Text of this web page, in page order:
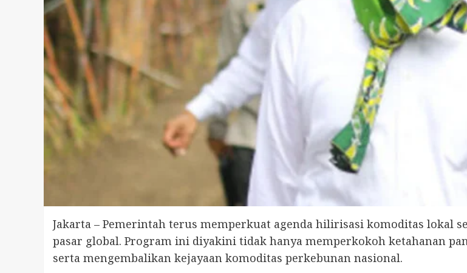
Jakarta – Pemerintah terus memperkuat agenda hilirisasi komoditas lokal
pasar global. Program ini diyakini tidak hanya memperkokoh ketahanan
serta mengembalikan kejayaan komoditas perkebunan nasional.